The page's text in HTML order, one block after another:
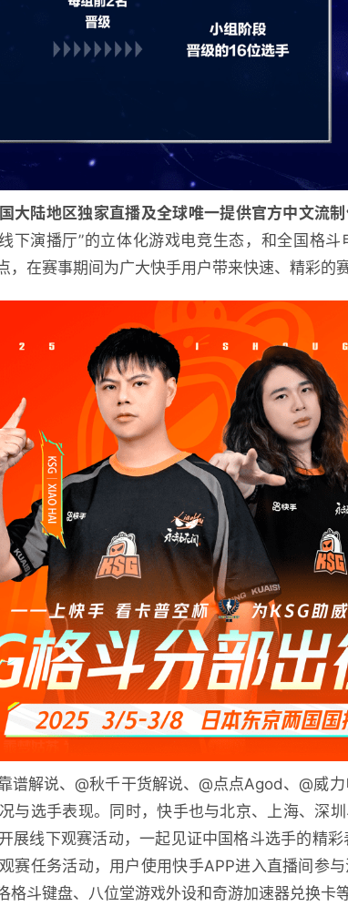
大陆地区独家直播及全球唯一提供官方中文流
下演播厅”的立体化游戏电竞生态，和全国格
，在赛事期间为广大快手用户带来快速、精彩的
谱解说、@秋千干货解说、@点点Agod、@威
与选手表现。同时，快手也与北京、上海、深
展线下观赛活动，一起见证中国格斗选手的精
赛任务活动，用户使用快手APP进入直播间参
斗键盘、八位堂游戏外设和奇游加速器兑换卡